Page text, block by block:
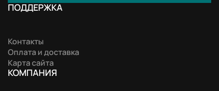
ПОДДЕРЖКА
Контакты
Оплата и доставка
Карта сайта
КОМПАНИЯ